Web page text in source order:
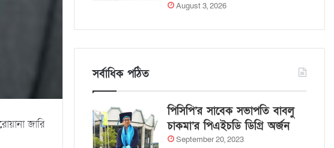
জারি
August 3, 2026
সর্বাধিক পঠিত
পিসিপি’র সাবেক সভাপতি বাবলু
চাকমা’র পিএইচডি ডিগ্রি অর্জন
September 20, 2023